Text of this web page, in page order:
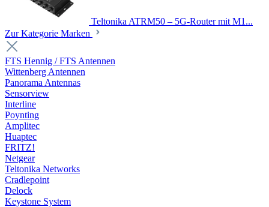
Teltonika ATRM50 – 5G-Router mit M1...
Zur Kategorie Marken
FTS Hennig / FTS Antennen
Wittenberg Antennen
Panorama Antennas
Sensorview
Interline
Poynting
Amplitec
Huaptec
FRITZ!
Netgear
Teltonika Networks
Cradlepoint
Delock
Keystone System